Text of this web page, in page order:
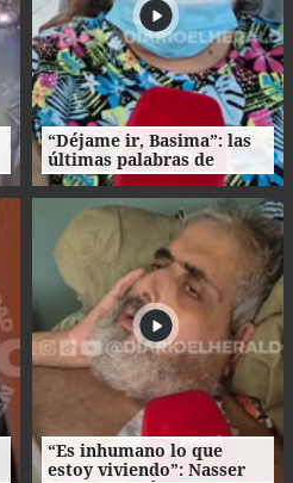
“Déjame ir, Basima”: las
últimas palabras de
Nasser Hilsaca antes de
morir
“Es inhumano lo que
estoy viviendo”: Nasser